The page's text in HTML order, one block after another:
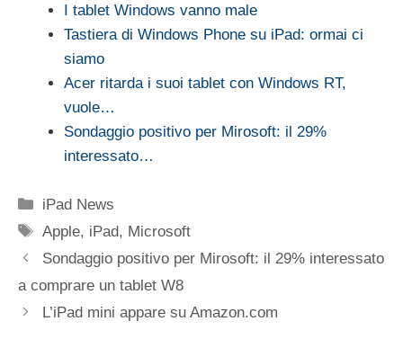
I tablet Windows vanno male
Tastiera di Windows Phone su iPad: ormai ci
siamo
Acer ritarda i suoi tablet con Windows RT,
vuole…
Sondaggio positivo per Mirosoft: il 29%
interessato…
Categorie
iPad News
Tag
Apple, iPad, Microsoft
Sondaggio positivo per Mirosoft: il 29% interessato
a comprare un tablet W8
L’iPad mini appare su Amazon.com